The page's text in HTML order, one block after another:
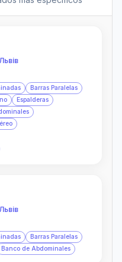
Львів
Barras Paralelas
Espalderas
Львів
Barras Paralelas
Banco de Abdominales